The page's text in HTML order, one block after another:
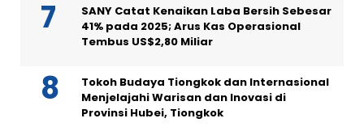
SANY Catat Kenaikan Laba Bersih Sebesar
41% pada 2025; Arus Kas Operasional
Tembus US$2,80 Miliar
Tokoh Budaya Tiongkok dan Internasional
Menjelajahi Warisan dan Inovasi di
Provinsi Hubei, Tiongkok